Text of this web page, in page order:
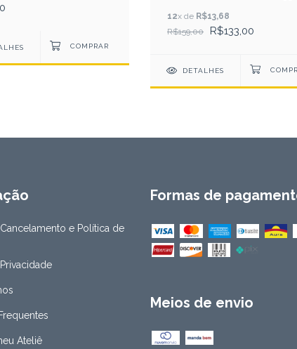
12x de R$13,68
R$159,00
R$133,00
DETALHES
e Política de
Ateliê
Formas de
Meios de envio